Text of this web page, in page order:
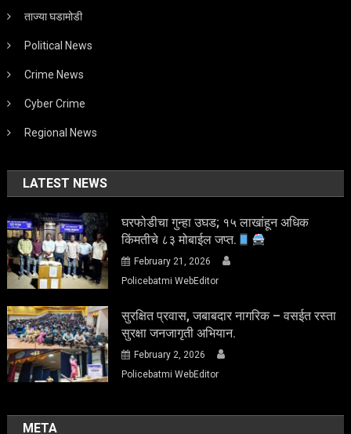
ताज्या घडामोडी
Political News
Crime News
Cyber Crime
Regional News
LATEST NEWS
घरफोडीचा गुन्हा उघड; १५ लाखांहून अधिक
किंमतीचे ८३ मोबाईल जप्त.
February 21, 2026
Policebatmi WebEditor
सुरक्षित प्रवास, जबाबदार नागरिक – वसईत रस्ता
सुरक्षा जनजागृती अभियान.
February 2, 2026
Policebatmi WebEditor
META